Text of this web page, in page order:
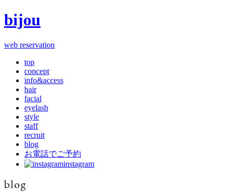
bijou
web reservation
top
concept
info&access
hair
facial
eyelash
style
staff
recruit
blog
お電話でご予約
instagram
blog